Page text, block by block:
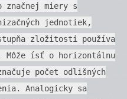
miery s
jednotiek,
zložitosti používa
Môže ísť o horizontálnu
počet odlišných
Analogicky sa